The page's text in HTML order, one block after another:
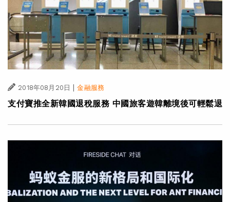
2018年08月20日 | 金融服務
支付寶推全新韓國退稅服務 中國旅客遊韓離境後可輕鬆退